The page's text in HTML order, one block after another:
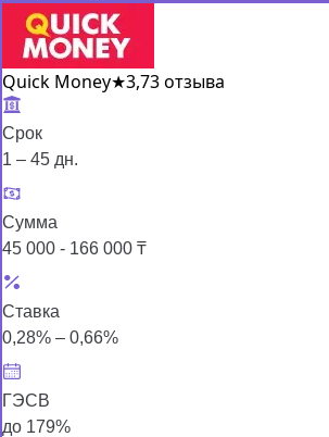
Quick Money★3,73 отзыва
Срок
1 – 45 дн.
Сумма
45 000 - 166 000 ₸
Ставка
0,28% – 0,66%
ГЭСВ
до 179%